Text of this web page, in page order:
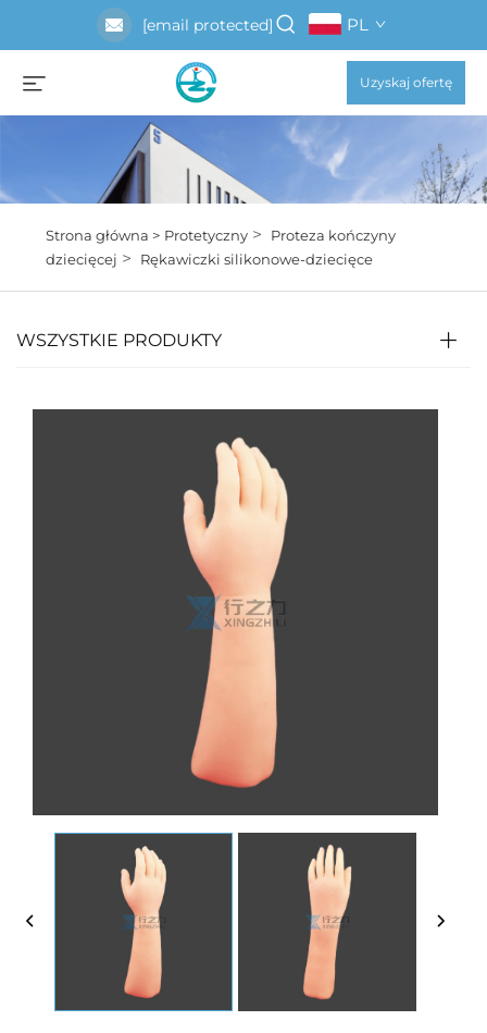
[email protected] PL
Uzyskaj ofertę
Strona główna > Protetyczny>
Proteza kończyny
dziecięcej > Rękawiczki silikonowe-dziecięce
WSZYSTKIE PRODUKTY